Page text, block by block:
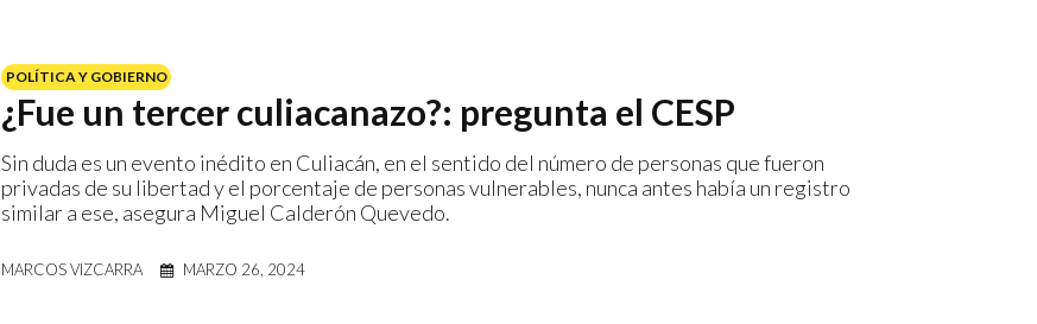
POLÍTICA Y GOBIERNO
¿Fue un tercer culiacanazo?: pregunta el CESP
Sin duda es un evento inédito en Culiacán, en el sentido del número de personas que fueron
privadas de su libertad y el porcentaje de personas vulnerables, nunca antes había un registro
similar a ese, asegura Miguel Calderón Quevedo.
MARCOS VIZCARRA MARZO 26, 2024